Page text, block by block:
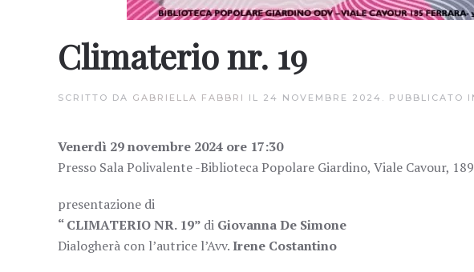
Climaterio nr. 19
SCRITTO DA GABRIELLA FABBRI IL 24 NOVEMBRE 2024 . PUBBLICATO
Venerdì 29 novembre 2024 ore 17:30
Presso Sala Polivalente -Biblioteca Popolare Giardino, Viale Cavour,
presentazione di
“ CLIMATERIO NR. 19” di Giovanna De Simone
Dialogherà con l’autrice l’Avv.Irene Costantino